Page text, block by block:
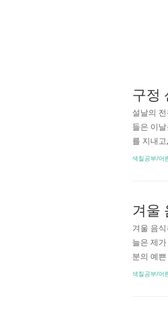
설날의
들은 이
를 지내
요! 🥣 하
록 단단
색칠공부/어
겨울 음
늘은 제
분의 예
스스~ 추
색칠공부/어